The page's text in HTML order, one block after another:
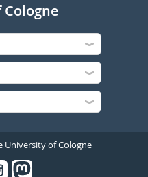
University of Cologne